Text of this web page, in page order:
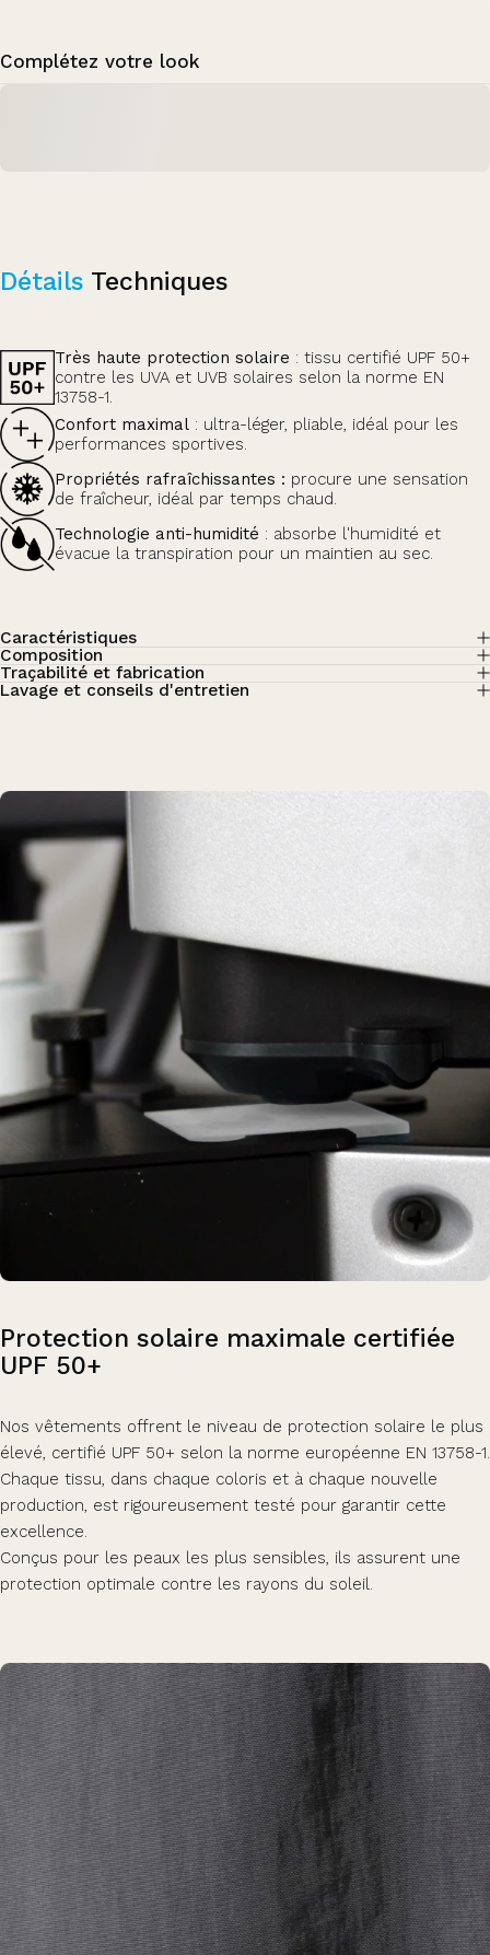
Complétez votre look
Détails Techniques
Très haute protection solaire : tissu certifié UPF 50+
contre les UVA et UVB solaires selon la norme EN
13758-1.
Confort maximal : ultra-léger, pliable, idéal pour les
performances sportives.
Propriétés rafraîchissantes : procure une sensation
de fraîcheur, idéal par temps chaud.
Technologie anti-humidité : absorbe l'humidité et
évacue la transpiration pour un maintien au sec.
Caractéristiques
Composition
Traçabilité et fabrication
Lavage et conseils d'entretien
Protection solaire maximale certifiée
UPF 50+
Nos vêtements offrent le niveau de protection solaire le plus
élevé, certifié UPF 50+ selon la norme européenne EN 13758-1.
Chaque tissu, dans chaque coloris et à chaque nouvelle
production, est rigoureusement testé pour garantir cette
excellence.
Conçus pour les peaux les plus sensibles, ils assurent une
protection optimale contre les rayons du soleil.